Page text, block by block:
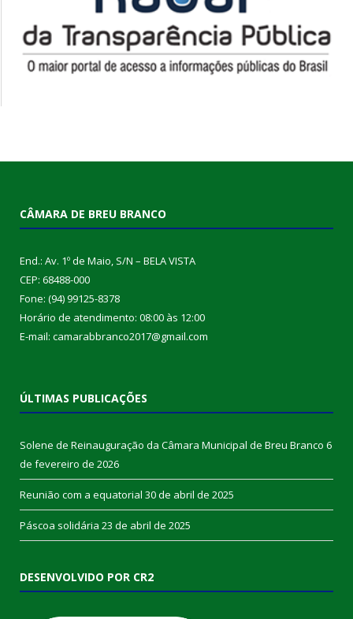
CÂMARA DE BREU BRANCO
End.: Av. 1º de Maio, S/N – BELA VISTA
CEP: 68488-000
Fone: (94) 99125-8378
Horário de atendimento: 08:00 às 12:00
E-mail: camarabbranco2017@gmail.com
ÚLTIMAS PUBLICAÇÕES
Solene de Reinauguração da Câmara Municipal de Breu Branco 6
de fevereiro de 2026
Reunião com a equatorial 30 de abril de 2025
Páscoa solidária 23 de abril de 2025
DESENVOLVIDO POR CR2